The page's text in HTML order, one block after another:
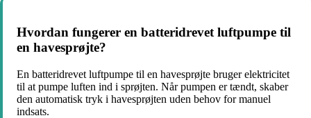
Hvordan fungerer en batteridrevet luftpumpe til
en havesprøjte?
En batteridrevet luftpumpe til en havesprøjte bruger elektricitet
til at pumpe luften ind i sprøjten. Når pumpen er tændt, skaber
den automatisk tryk i havesprøjten uden behov for manuel
indsats.